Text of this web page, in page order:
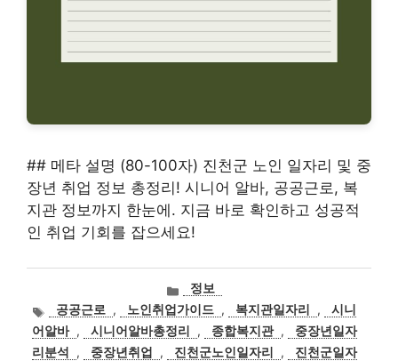
## 메타 설명 (80-100자) 진천군 노인 일자리 및 중
장년 취업 정보 총정리! 시니어 알바, 공공근로, 복
지관 정보까지 한눈에. 지금 바로 확인하고 성공적
인 취업 기회를 잡으세요!
카
테
고
리
정보
태
그
공공근로 , 노인취업가이드 , 복지관일자리 ,
시니
어알바 , 시니어알바총정리 , 종합복지관 ,
중장년일자
리분석
, 중장년취업 , 진천군노인일자리 ,
진천군일자